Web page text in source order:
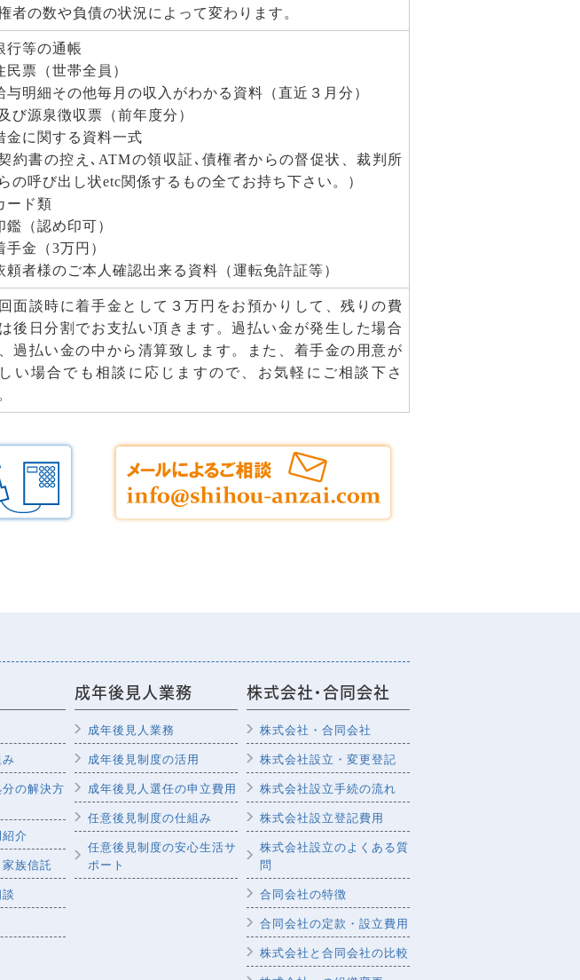
者の数や負債の状況によって変わります。
行等の通帳
民票（世帯全員）
与明細その他毎月の収入がわかる資料（直近３月分）
び源泉徴収票（前年度分）
金に関する資料一式
契約書の控え､ATMの領収証､債権者からの督促状、裁判所
の呼び出し状etc関係するもの全てお持ち下さい。）
ード類
鑑（認め印可）
手金（3万円）
頼者様のご本人確認出来る資料（運転免許証等）
面談時に着手金として３万円をお預かりして、残りの費
後日分割でお支払い頂きます。過払い金が発生した場合
過払い金の中から清算致します。また、着手金の用意が
い場合でも相談に応じますので、お気軽にご相談下さ
の解決方
介
族信託
成年後見人業務
成年後見人業務
成年後見制度の活用
成年後見人選任の申立費用
任意後見制度の仕組み
任意後見制度の安心生活サ
ポート
株式会社・合同会社
株式会社・合同会社
株式会社設立・変更登記
株式会社設立手続の流れ
株式会社設立登記費用
株式会社設立のよくある質
問
合同会社の特徴
合同会社の定款・設立費用
株式会社と合同会社の比較